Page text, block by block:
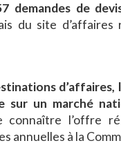
demandes de
du site d’affaires
d’affaires,
sur un marché
l’offre
annuelles à la